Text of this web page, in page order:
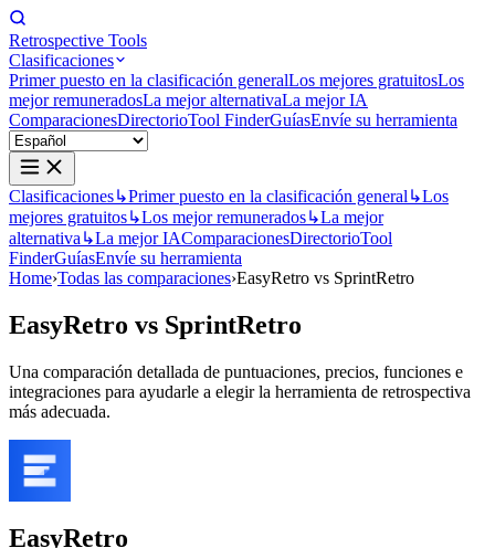
Retrospective Tools
Clasificaciones
Primer puesto en la clasificación generalLos mejores gratuitosLos
mejor remuneradosLa mejor alternativaLa mejor IA
ComparacionesDirectorioTool FinderGuíasEnvíe su herramienta
Clasificaciones↳Primer puesto en la clasificación general ↳Los
mejores gratuitos↳Los mejor remunerados↳La mejor
alternativa ↳La mejor IAComparacionesDirectorioTool
FinderGuíasEnvíe su herramienta
Home›Todas las comparaciones›EasyRetro vs SprintRetro
EasyRetro vs SprintRetro
Una comparación detallada de puntuaciones, precios, funciones e
integraciones para ayudarle a elegir la herramienta de retrospectiva
más adecuada.
EasyRetro